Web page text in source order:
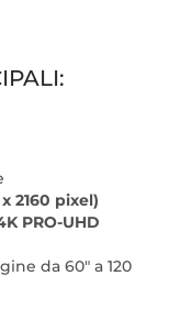
2160 pixel)
PRO-UHD
da 60" a 120